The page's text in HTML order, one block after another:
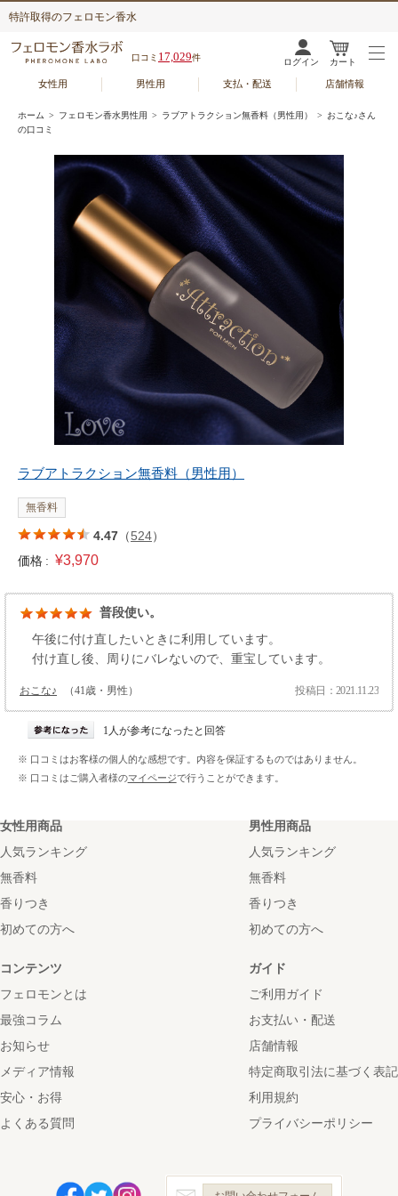
特許取得のフェロモン香水
口コミ 17,029件 ログイン カート
女性用 男性用 支払・配送 店舗情報
ホーム > フェロモン香水男性用 > ラブアトラクション無香料（男性用）
> おこな♪さん
の口コミ
ラブアトラクション無香料（男性用）
無香料
4.47 （524）
価格 : ¥3,970
普段使い。
午後に付け直したいときに利用しています。
付け直し後、周りにバレないので、重宝しています。
おこな♪ （41歳・男性） 投稿日：2021.11.23
1人が参考になったと回答
※ 口コミはお客様の個人的な感想です。内容を保証するものではありません。
※ 口コミはご購入者様のマイページで行うことができます。
女性用商品
人気ランキング
無香料
香りつき
初めての方へ
男性用商品
人気ランキング
無香料
香りつき
初めての方へ
コンテンツ
フェロモンとは
最強コラム
お知らせ
メディア情報
安心・お得
よくある質問
ガイド
ご利用ガイド
お支払い・配送
店舗情報
特定商取引法に基づく表記
利用規約
プライバシーポリシー